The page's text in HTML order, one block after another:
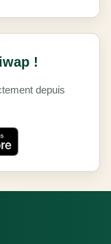
!
depuis